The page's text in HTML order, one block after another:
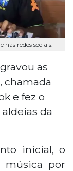
nas redes sociais.
as
chamada
e fez o
da
inicial, o
música por